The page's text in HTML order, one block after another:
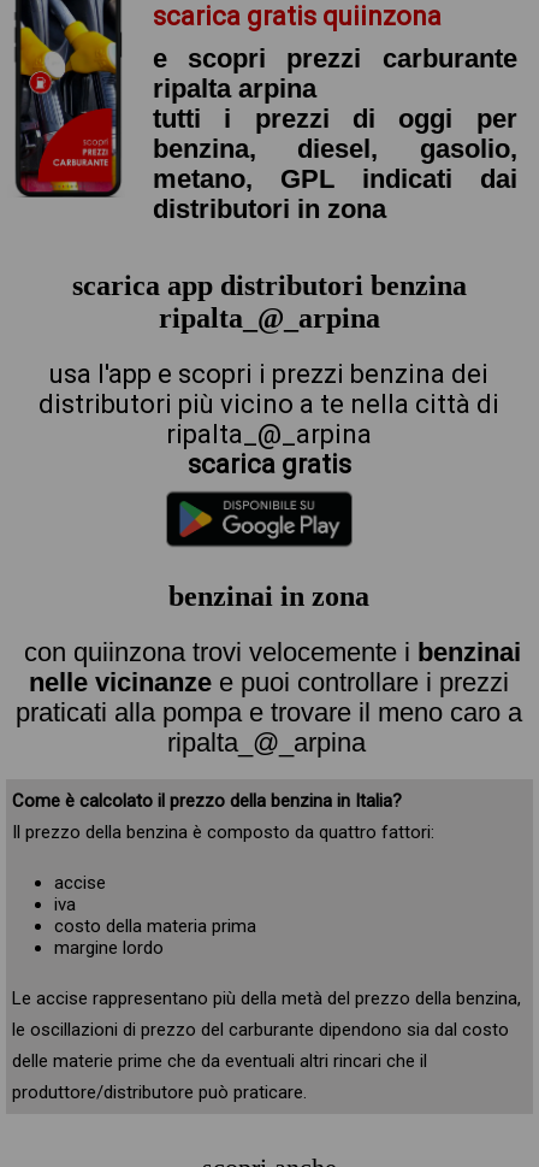
scarica gratis quiinzona
e scopri prezzi carburante
ripalta arpina
tutti i prezzi di oggi per
benzina, diesel, gasolio,
metano, GPL indicati dai
distributori in zona
scarica app distributori benzina
ripalta_@_arpina
usa l'app e scopri i prezzi benzina dei
distributori più vicino a te nella città di
ripalta_@_arpina
scarica gratis
benzinai in zona
con quiinzona trovi velocemente i benzinai
nelle vicinanze e puoi controllare i prezzi
praticati alla pompa e trovare il meno caro a
ripalta_@_arpina
Come è calcolato il prezzo della benzina in Italia?
Il prezzo della benzina è composto da quattro fattori:
accise
iva
costo della materia prima
margine lordo
Le accise rappresentano più della metà del prezzo della benzina,
le oscillazioni di prezzo del carburante dipendono sia dal costo
delle materie prime che da eventuali altri rincari che il
produttore/distributore può praticare.